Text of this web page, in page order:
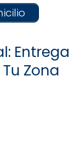
Entrega
Zona